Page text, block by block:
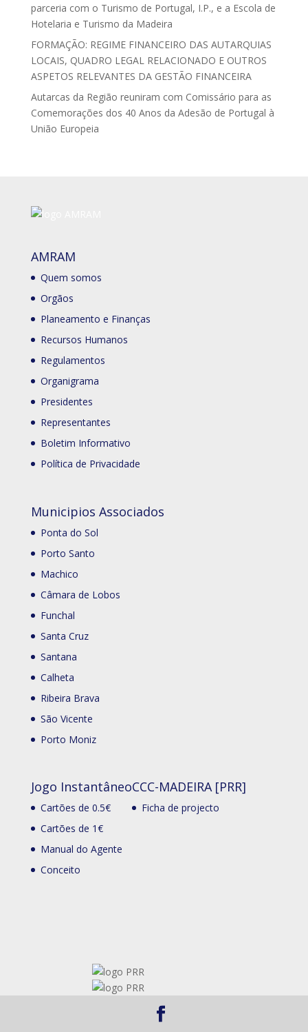
parceria com o Turismo de Portugal, I.P., e a Escola de
Hotelaria e Turismo da Madeira
FORMAÇÃO: REGIME FINANCEIRO DAS AUTARQUIAS
LOCAIS, QUADRO LEGAL RELACIONADO E OUTROS
ASPETOS RELEVANTES DA GESTÃO FINANCEIRA
Autarcas da Região reuniram com Comissário para as
Comemorações dos 40 Anos da Adesão de Portugal à
União Europeia
AMRAM
Quem somos
Orgãos
Planeamento e Finanças
Recursos Humanos
Regulamentos
Organigrama
Presidentes
Representantes
Boletim Informativo
Política de Privacidade
Municipios Associados
Ponta do Sol
Porto Santo
Machico
Câmara de Lobos
Funchal
Santa Cruz
Santana
Calheta
Ribeira Brava
São Vicente
Porto Moniz
Jogo Instantâneo
Cartões de 0.5€
Cartões de 1€
Manual do Agente
Conceito
CCC-MADEIRA [PRR]
Ficha de projecto